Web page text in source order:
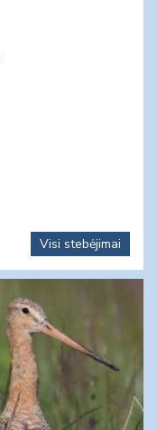
Visi stebėjimai